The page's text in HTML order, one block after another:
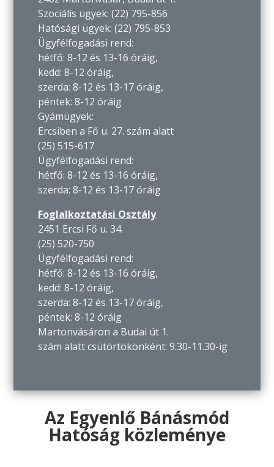
Szociális ügyek: (22) 795-856
Hatósági ügyek: (22) 795-853
Ügyfélfogadási rend:
hétfő: 8-12 és 13-16 óráig,
kedd: 8-12 óráig,
szerda: 8-12 és 13-17 óráig,
péntek: 8-12 óráig
Gyámügyek:
Ercsiben a Fő u. 27. szám alatt
(25) 515-617
Ügyfélfogadási rend:
hétfő: 8-12 és 13-16 óráig,
szerda: 8-12 és 13-17 óráig
Foglalkoztatási Osztály
2451 Ercsi Fő u. 34.
(25) 520-750
Ügyfélfogadási rend:
hétfő: 8-12 és 13-16 óráig,
kedd: 8-12 óráig,
szerda: 8-12 és 13-17 óráig,
péntek: 8-12 óráig
Martonvásáron a Budai út 1.
szám alatt csütörtökönként: 9.30-11.30-ig
Az Egyenlő Bánásmód
Hatóság közleménye